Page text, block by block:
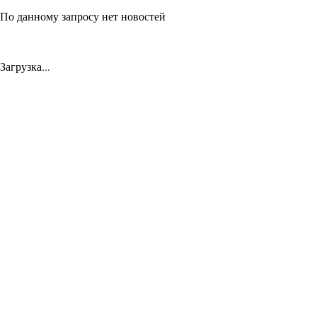
По данному запросу нет новостей
Загрузка...